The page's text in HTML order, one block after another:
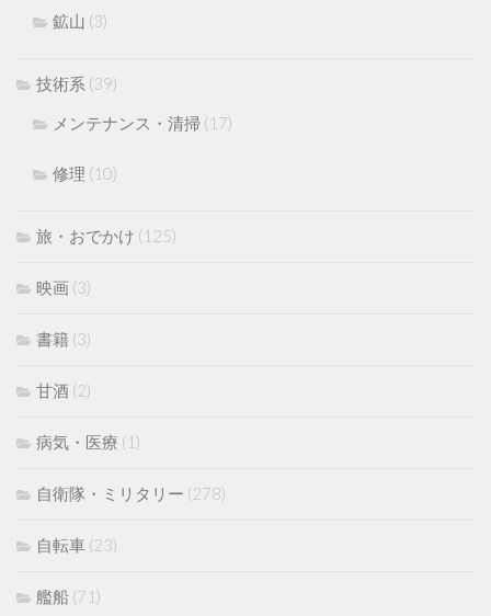
鉱山 (3)
技術系 (39)
メンテナンス・清掃 (17)
修理 (10)
旅・おでかけ (125)
映画 (3)
書籍 (3)
甘酒 (2)
病気・医療 (1)
自衛隊・ミリタリー (278)
自転車 (23)
艦船 (71)